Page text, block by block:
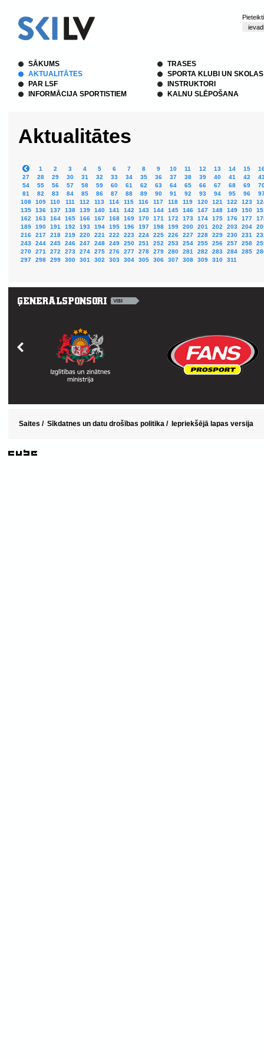
SĀKUMS
AKTUALITĀTES
PAR LSF
INFORMĀCIJA SPORTISTIEM
TRASES
SPORTA KLUBI UN SKOLAS
INSTRUKTORI
KALNU SLĒPOŠANA
Aktualitātes
1 2 3 4 5 6 7 8 9 10 11 12 13 14 15
27
28 29 30 31 32 33 34 35 36 37 38 39 40 41 42
54
55 56 57 58 59 60 61 62 63 64 65 66 67 68 69
81
82 83 84 85 86 87 88 89 90 91 92 93 94 95 96
108
109 110 111 112 113 114 115 116 117 118 119 120 121 122 123
135
136 137 138 139 140 141 142 143 144 145 146 147 148 149 150
162
163 164 165 166 167 168 169 170 171 172 173 174 175 176 177
189
190 191 192 193 194 195 196 197 198 199 200 201 202 203 204
216
217 218 219 220 221 222 223 224 225 226 227 228 229 230 231
243
244 245 246 247 248 249 250 251 252 253 254 255 256 257 258
270
271 272 273 274 275 276 277 278 279 280 281 282 283 284 285
297
298 299 300 301 302 303 304 305 306 307 308 309 310 311
Saites / Sīkdatnes un datu drošības politika / Iepriekšējā lapas versija